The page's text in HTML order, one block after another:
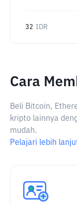
32 IDR
Cara
Beli Bitcoin,
kripto lainnya
mudah.
Pelajari lebih